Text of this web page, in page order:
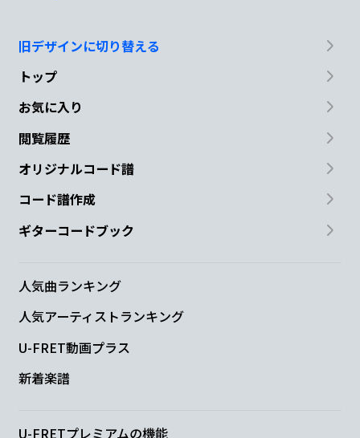
旧デザインに切り替える
トップ
お気に入り
閲覧履歴
オリジナルコード譜
コード譜作成
ギターコードブック
人気曲ランキング
人気アーティストランキング
U-FRET動画プラス
新着楽譜
U-FRETプレミアムの機能